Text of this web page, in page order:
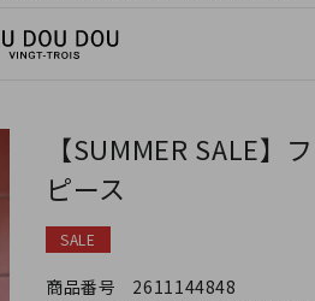
【SUMMER SALE
ピース
SALE
商品番号 2611144848